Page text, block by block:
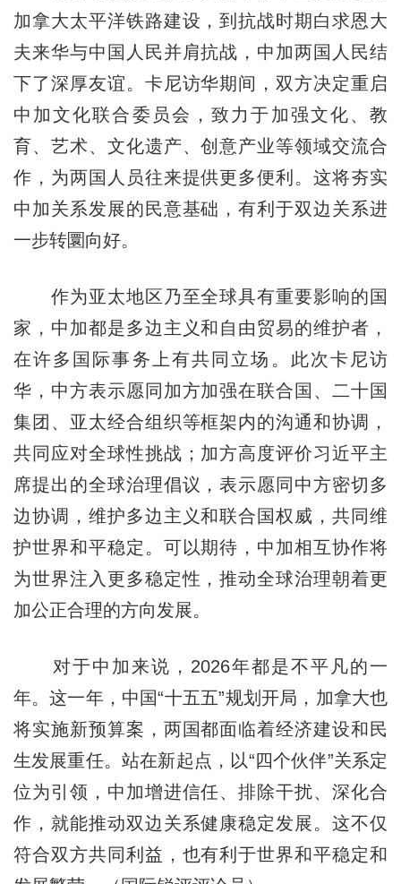
加拿大太平洋铁路建设，到抗战时期白求恩大
夫来华与中国人民并肩抗战，中加两国人民结
下了深厚友谊。卡尼访华期间，双方决定重启
中加文化联合委员会，致力于加强文化、教
育、艺术、文化遗产、创意产业等领域交流合
作，为两国人员往来提供更多便利。这将夯实
中加关系发展的民意基础，有利于双边关系进
一步转圜向好。
作为亚太地区乃至全球具有重要影响的国
家，中加都是多边主义和自由贸易的维护者，
在许多国际事务上有共同立场。此次卡尼访
华，中方表示愿同加方加强在联合国、二十国
集团、亚太经合组织等框架内的沟通和协调，
共同应对全球性挑战；加方高度评价习近平主
席提出的全球治理倡议，表示愿同中方密切多
边协调，维护多边主义和联合国权威，共同维
护世界和平稳定。可以期待，中加相互协作将
为世界注入更多稳定性，推动全球治理朝着更
加公正合理的方向发展。
对于中加来说，2026年都是不平凡的一
年。这一年，中国“十五五”规划开局，加拿大也
将实施新预算案，两国都面临着经济建设和民
生发展重任。站在新起点，以“四个伙伴”关系定
位为引领，中加增进信任、排除干扰、深化合
作，就能推动双边关系健康稳定发展。这不仅
符合双方共同利益，也有利于世界和平稳定和